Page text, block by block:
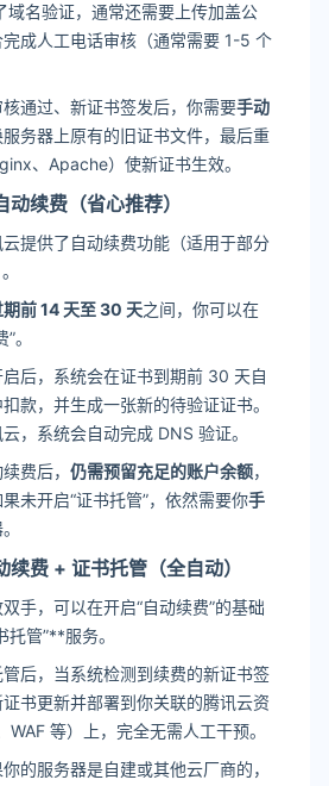
域名验证，通常还需要上传加盖公
成人工电话审核（通常需要 1-5 个
核通过、新证书签发后，你需要手动
务器上原有的旧证书文件，最后重
、Apache）使新证书生效。
续费（省心推荐）
提供了自动续费功能（适用于部分
期前 14 天至 30 天之间，你可以在
。
启后，系统会在证书到期前 30 天自
款，并生成一张新的待验证证书。
，系统会自动完成 DNS 验证。
费后， 仍需预留充足的账户余额，
未开启“证书托管”，依然需要你手
费 + 证书托管（全自动）
手，可以在开启“自动续费”的基础
托管”**服务。
管后，当系统检测到续费的新证书签
书更新并部署到你关联的腾讯云资
等）上，完全无需人工干预。
的服务器是自建或其他云厂商的，